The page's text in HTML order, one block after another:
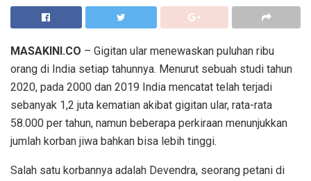
MASAKINI.CO – Gigitan ular menewaskan puluhan ribu
orang di India setiap tahunnya. Menurut sebuah studi tahun
2020, pada 2000 dan 2019 India mencatat telah terjadi
sebanyak 1,2 juta kematian akibat gigitan ular, rata-rata
58.000 per tahun, namun beberapa perkiraan menunjukkan
jumlah korban jiwa bahkan bisa lebih tinggi.
Salah satu korbannya adalah Devendra, seorang petani di